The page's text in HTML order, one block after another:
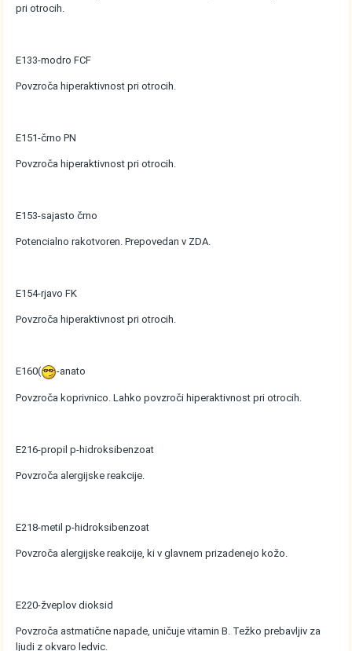
pri otrocih.
E133-modro FCF
Povzroča hiperaktivnost pri otrocih.
E151-črno PN
Povzroča hiperaktivnost pri otrocih.
E153-sajasto črno
Potencialno rakotvoren. Prepovedan v ZDA.
E154-rjavo FK
Povzroča hiperaktivnost pri otrocih.
E160( -anato
Povzroča koprivnico. Lahko povzroči hiperaktivnost pri otrocih.
E216-propil p-hidroksibenzoat
Povzroča alergijske reakcije.
E218-metil p-hidroksibenzoat
Povzroča alergijske reakcije, ki v glavnem prizadenejo kožo.
E220-žveplov dioksid
Povzroča astmatične napade, uničuje vitamin B. Težko prebavljiv za
ljudi z okvaro ledvic.